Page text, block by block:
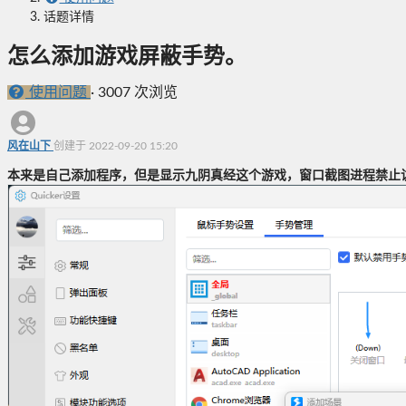
话题详情
怎么添加游戏屏蔽手势。
使用问题 · 3007 次浏览
风在山下 创建于 2022-09-20 15:20
本来是自己添加程序，但是显示九阴真经这个游戏，窗口截图进程禁止